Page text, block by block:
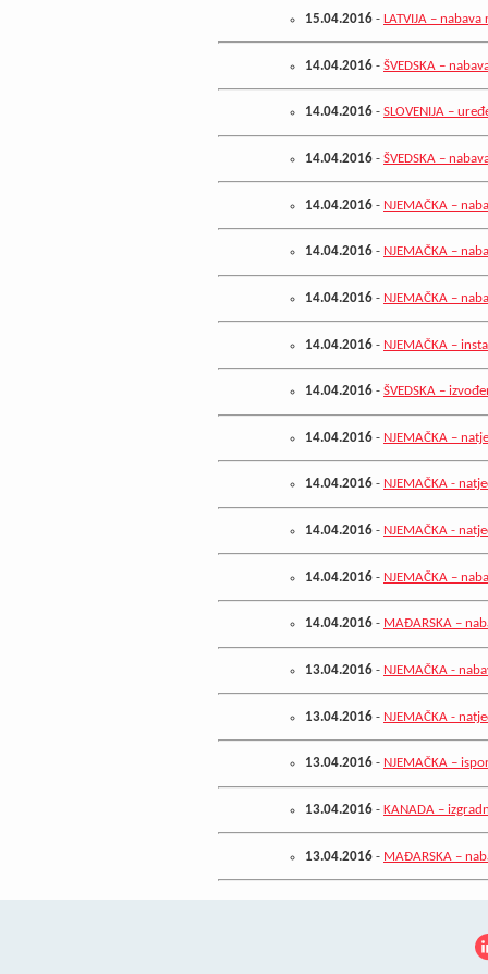
15.04.2016 - LATVIJA –
14.04.2016 - ŠVEDSKA –
14.04.2016 - SLOVENIJA –
14.04.2016 - ŠVEDSKA –
14.04.2016 - NJEMAČKA –
14.04.2016 - NJEMAČKA –
14.04.2016 - NJEMAČKA –
14.04.2016 - NJEMAČKA –
14.04.2016 - ŠVEDSKA –
14.04.2016 - NJEMAČKA –
14.04.2016 - NJEMAČKA -
14.04.2016 - NJEMAČKA -
14.04.2016 - NJEMAČKA –
14.04.2016 - MAĐARSKA –
13.04.2016 - NJEMAČKA -
13.04.2016 - NJEMAČKA -
13.04.2016 - NJEMAČKA –
13.04.2016 - KANADA –
13.04.2016 - MAĐARSKA –